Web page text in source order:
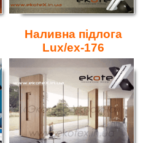
Наливна підлога
Lux/ex-176